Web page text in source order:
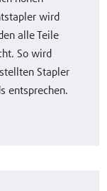
wird
alle Teile
So wird
Stapler
entsprechen.